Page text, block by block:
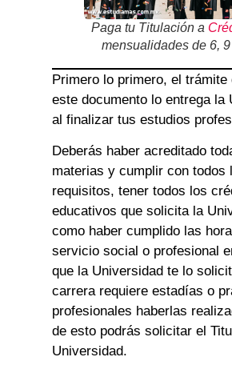
Paga tu Titulación a
mensualidades de 6,
Primero lo primero, el trámite
este documento lo entrega la
al finalizar tus estudios
Deberás haber acreditado
materias y cumplir con todos
requisitos, tener todos los
educativos que solicita la
como haber cumplido las
servicio social o profesional
que la Universidad te lo
carrera requiere estadías o
profesionales haberlas
de esto podrás solicitar el
Universidad.